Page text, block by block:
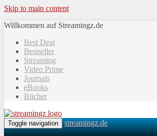
Skip to main content
Willkommen auf Streamingz.de
Best Deal
Bestseller
Streaming
Video Prime
Journals
eBooks
Bücher
Toggle navigation streamingz.de